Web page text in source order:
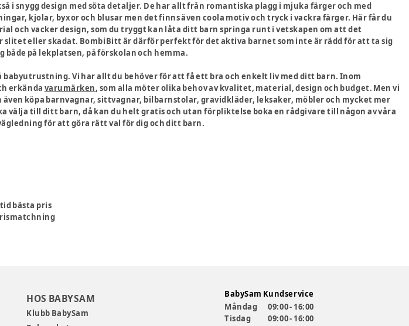
i snygg design med söta detaljer. De har allt från romantiska plagg i mjuka färger och med
kjolar, byxor och blusar men det finns även coola motiv och tryck i vackra färger. Här får du
och vacker design, som du tryggt kan låta ditt barn springa runt i vetskapen om att det
eller skadat. BombiBitt är därför perfekt för det aktiva barnet som inte är rädd för att ta sig
på lekplatsen, på förskolan och hemma.
babyutrustning. Vi har allt du behöver för att få ett bra och enkelt liv med ditt barn. Inom
erkända varumärken, som alla möter olika behov av kvalitet, material, design och budget. Men vi
köpa barnvagnar, sittvagnar, bilbarnstolar, gravidkläder, leksaker, möbler och mycket mer
välja till ditt barn, då kan du helt gratis och utan förpliktelse boka en rådgivare till någon av våra
för att göra rätt val för dig och ditt barn.
bästa pris
HOS BABYSAM
Klubb BabySam
BabySam Kundservice
Måndag
09:00 - 16:00
Tisdag
09:00 - 16:00